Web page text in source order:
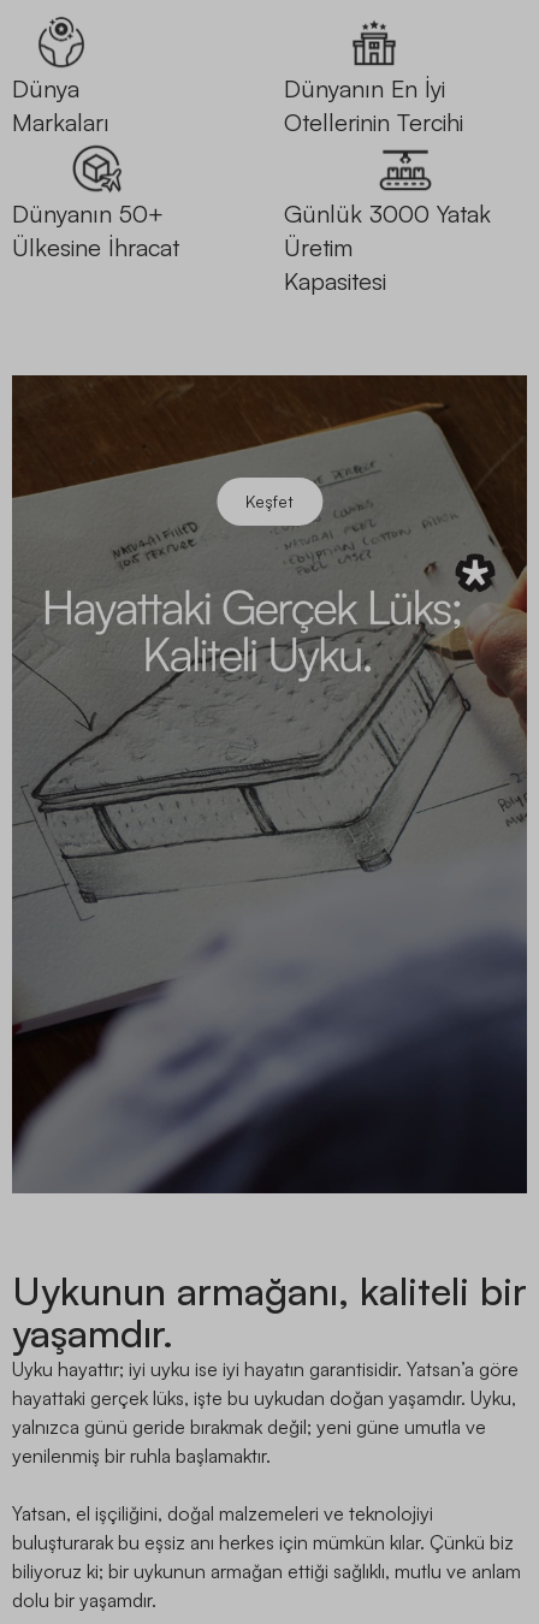
Dünya
Markaları
Dünyanın En İyi
Otellerinin Tercihi
Dünyanın 50+
Ülkesine İhracat
Günlük 3000 Yatak
Üretim
Kapasitesi
Keşfet
Uykunun armağanı, kaliteli bir
yaşamdır.
Uyku hayattır; iyi uyku ise iyi hayatın garantisidir. Yatsan’a göre
hayattaki gerçek lüks, işte bu uykudan doğan yaşamdır. Uyku,
yalnızca günü geride bırakmak değil; yeni güne umutla ve
yenilenmiş bir ruhla başlamaktır.
Yatsan, el işçiliğini, doğal malzemeleri ve teknolojiyi
buluşturarak bu eşsiz anı herkes için mümkün kılar. Çünkü biz
biliyoruz ki; bir uykunun armağan ettiği sağlıklı, mutlu ve anlam
dolu bir yaşamdır.